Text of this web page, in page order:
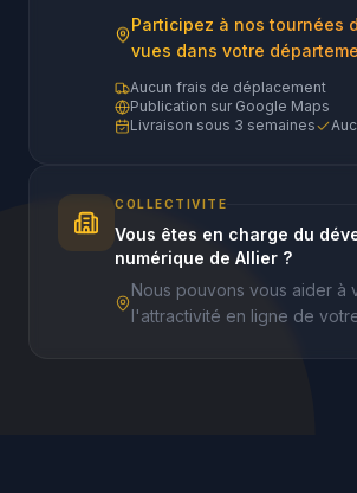
Participez à nos tournées
vues dans votre
Aucun frais de déplacement
Publication sur Google Maps
Livraison sous 3 semaines
COLLECTIVITE
Vous êtes en charge du
numérique de Allier ?
Nous pouvons vous aider à
l'attractivité en ligne de